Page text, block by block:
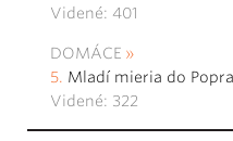
Videné: 401
DOMÁCE
Mladí mieria do
Videné: 322